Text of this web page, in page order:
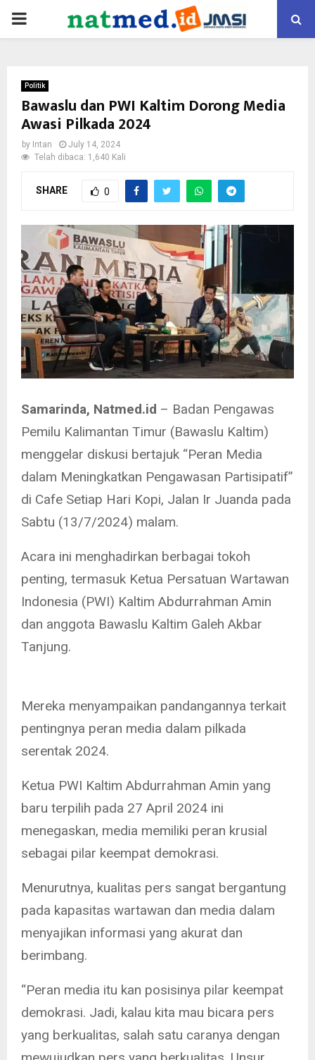
PRIMARY
Politik
Bawaslu dan PWI Kaltim Dorong Media
Awasi Pilkada 2024
by Intan
July 14, 2024
Telah dibaca: 1,640 Kali
SHARE 0
Samarinda, Natmed.id – Badan Pengawas
Pemilu Kalimantan Timur (Bawaslu Kaltim)
menggelar diskusi bertajuk “Peran Media
dalam Meningkatkan Pengawasan Partisipatif”
di Cafe Setiap Hari Kopi, Jalan Ir Juanda pada
Sabtu (13/7/2024) malam.
Acara ini menghadirkan berbagai tokoh
penting, termasuk Ketua Persatuan Wartawan
Indonesia (PWI) Kaltim Abdurrahman Amin
dan anggota Bawaslu Kaltim Galeh Akbar
Tanjung.
Mereka menyampaikan pandangannya terkait
pentingnya peran media dalam pilkada
serentak 2024.
Ketua PWI Kaltim Abdurrahman Amin yang
baru terpilih pada 27 April 2024 ini
menegaskan, media memiliki peran krusial
sebagai pilar keempat demokrasi.
Menurutnya, kualitas pers sangat bergantung
pada kapasitas wartawan dan media dalam
menyajikan informasi yang akurat dan
berimbang.
“Peran media itu kan posisinya pilar keempat
demokrasi. Jadi, kalau kita mau bicara pers
yang berkualitas, salah satu caranya dengan